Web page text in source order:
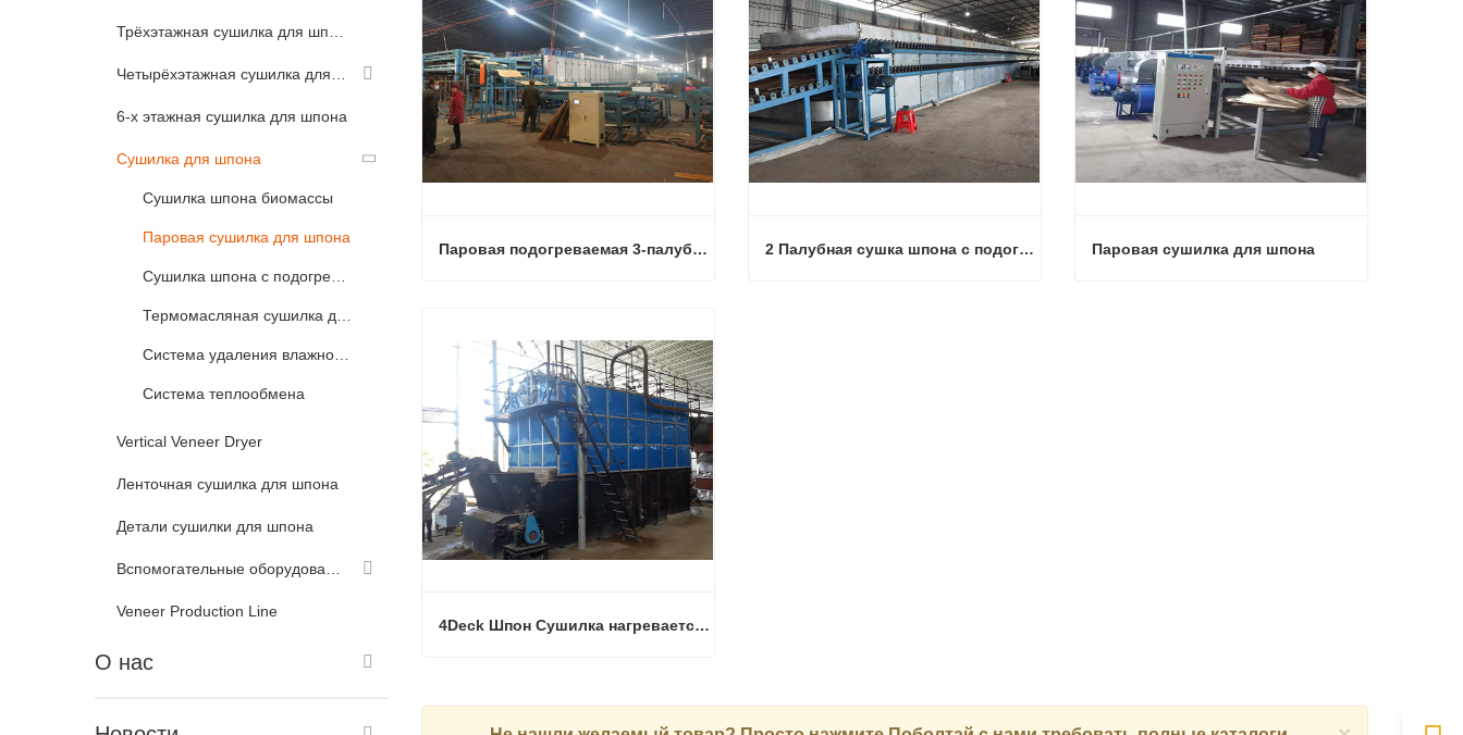
6-х этажная сушилка для шпона
Сушилка для шпона
Сушилка шпона биомассы
Паровая сушилка для шпона
Система теплообмена
Vertical Veneer Dryer
Ленточная сушилка для шпона
Детали сушилки для шпона
Veneer Production Line
О нас
Паровая подогреваемая 3-палубная шпонированная роликовая сушилка 2 Палубная сушка шпона с подогревом паром Паровая сушилка для шпона
4Deck Шпон Сушилка нагревается паром